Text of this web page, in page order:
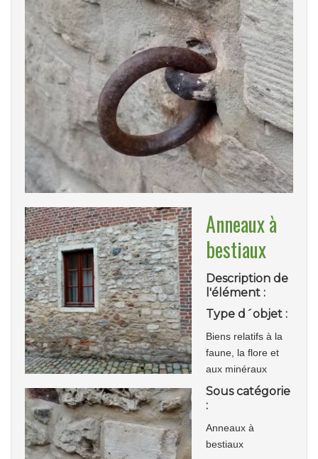
Anneaux à
bestiaux
Description de
l'élément :
Type d´objet :
Biens relatifs à la
faune, la flore et
aux minéraux
Sous catégorie
:
Anneaux à
bestiaux